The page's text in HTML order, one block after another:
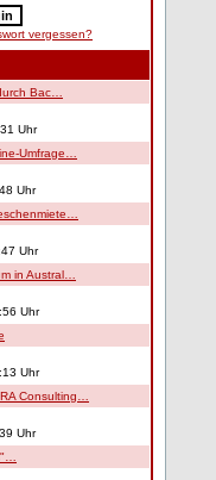
vergessen?
Bac…
Uhr
Umfrage…
Uhr
Uhr
in Austral…
Uhr
Uhr
Consulting…
Uhr